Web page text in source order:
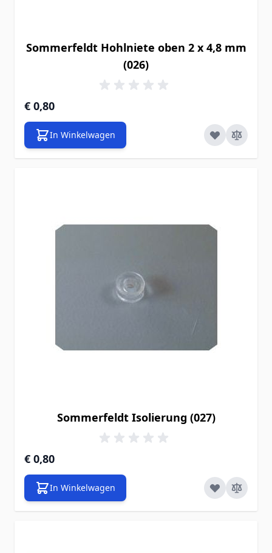
Sommerfeldt Hohlniete oben 2 x 4,8 mm
(026)
€ 0,80
In Winkelwagen
Sommerfeldt Isolierung (027)
€ 0,80
In Winkelwagen